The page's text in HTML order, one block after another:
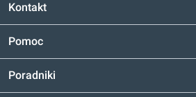
Kontakt
Pomoc
Poradniki